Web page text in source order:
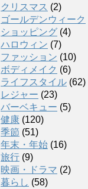
クリスマス (2)
ゴールデンウィーク
ショッピング (4)
ハロウィン (7)
ファッション (10)
ボディメイク (6)
ライフスタイル (62)
レジャー (23)
バーベキュー (5)
健康 (120)
季節 (51)
年末・年始 (16)
旅行 (9)
映画・ドラマ (2)
暮らし (58)